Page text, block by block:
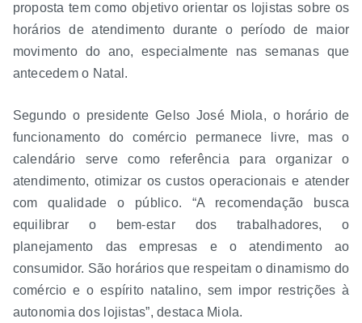
proposta tem como objetivo orientar os lojistas sobre os
horários de atendimento durante o período de maior
movimento do ano, especialmente nas semanas que
antecedem o Natal.
Segundo o presidente Gelso José Miola, o horário de
funcionamento do comércio permanece livre, mas o
calendário serve como referência para organizar o
atendimento, otimizar os custos operacionais e atender
com qualidade o público. “A recomendação busca
equilibrar o bem-estar dos trabalhadores, o
planejamento das empresas e o atendimento ao
consumidor. São horários que respeitam o dinamismo do
comércio e o espírito natalino, sem impor restrições à
autonomia dos lojistas”, destaca Miola.